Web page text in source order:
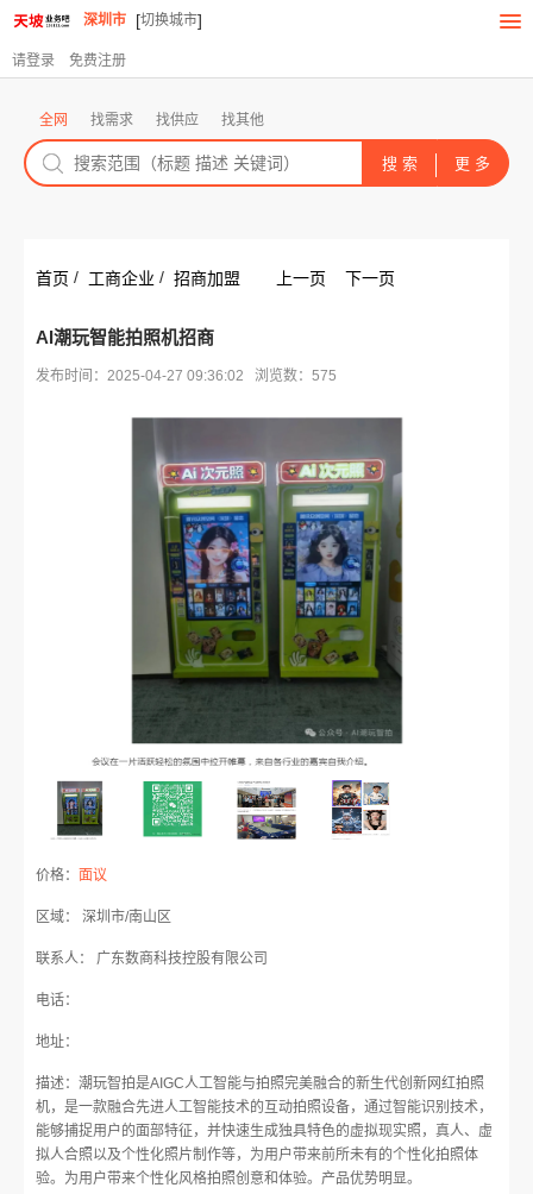
深圳市 [切换城市]
请登录 免费注册
全网 找需求 找供应 找其他
首页 / 工商企业 / 招商加盟 上一页 下一页
AI潮玩智能拍照机招商
发布时间：2025-04-27 09:36:02 浏览数：575
价格： 面议
区域： 深圳市/南山区
联系人： 广东数商科技控股有限公司
电话：
地址：
描述：潮玩智拍是AIGC人工智能与拍照完美融合的新生代创新网红拍照
机，是一款融合先进人工智能技术的互动拍照设备，通过智能识别技术，
能够捕捉用户的面部特征，并快速生成独具特色的虚拟现实照，真人、虚
拟人合照以及个性化照片制作等，为用户带来前所未有的个性化拍照体
验。为用户带来个性化风格拍照创意和体验。产品优势明显。